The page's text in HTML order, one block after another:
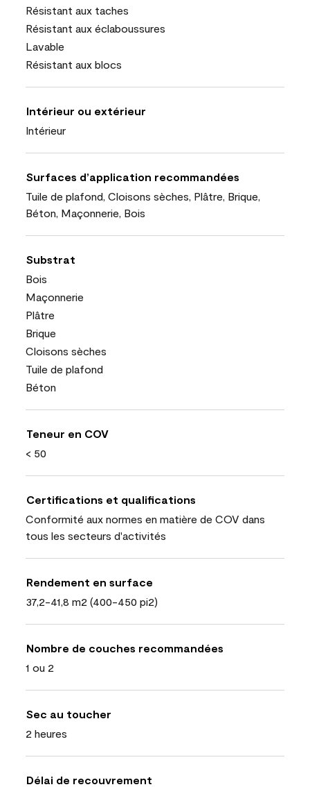
Résistant aux taches
Résistant aux éclaboussures
Lavable
Résistant aux blocs
Intérieur ou extérieur
Intérieur
Surfaces d’application recommandées
Tuile de plafond, Cloisons sèches, Plâtre, Brique,
Béton, Maçonnerie, Bois
Substrat
Bois
Maçonnerie
Plâtre
Brique
Cloisons sèches
Tuile de plafond
Béton
Teneur en COV
< 50
Certifications et qualifications
Conformité aux normes en matière de COV dans
tous les secteurs d'activités
Rendement en surface
37,2-41,8 m2 (400-450 pi2)
Nombre de couches recommandées
1 ou 2
Sec au toucher
2 heures
Délai de recouvrement